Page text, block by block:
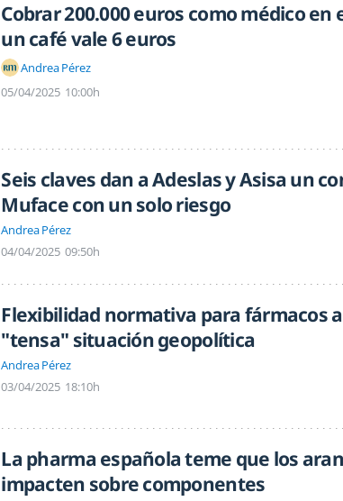
Cobrar 200.000 euros como médico en
un café vale 6 euros
Andrea Pérez
05/04/2025 10:00h
Seis claves dan a Adeslas y Asisa un
Muface con un solo riesgo
Andrea Pérez
04/04/2025 09:50h
Flexibilidad normativa para fármacos
"tensa" situación geopolítica
Andrea Pérez
03/04/2025 18:10h
La pharma española teme que los
impacten sobre componentes